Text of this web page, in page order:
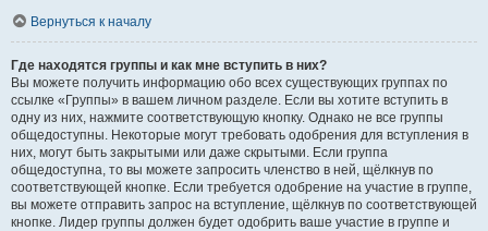
Вернуться к началу
Где находятся группы и как мне вступить в них?
Вы можете получить информацию обо всех существующих группах по
ссылке «Группы» в вашем личном разделе. Если вы хотите вступить в
одну из них, нажмите соответствующую кнопку. Однако не все группы
общедоступны. Некоторые могут требовать одобрения для вступления в
них, могут быть закрытыми или даже скрытыми. Если группа
общедоступна, то вы можете запросить членство в ней, щёлкнув по
соответствующей кнопке. Если требуется одобрение на участие в группе,
вы можете отправить запрос на вступление, щёлкнув по соответствующей
кнопке. Лидер группы должен будет одобрить ваше участие в группе и